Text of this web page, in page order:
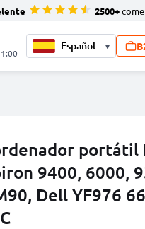
2500+
▾
portátil
9400, 6000,
Dell YF976